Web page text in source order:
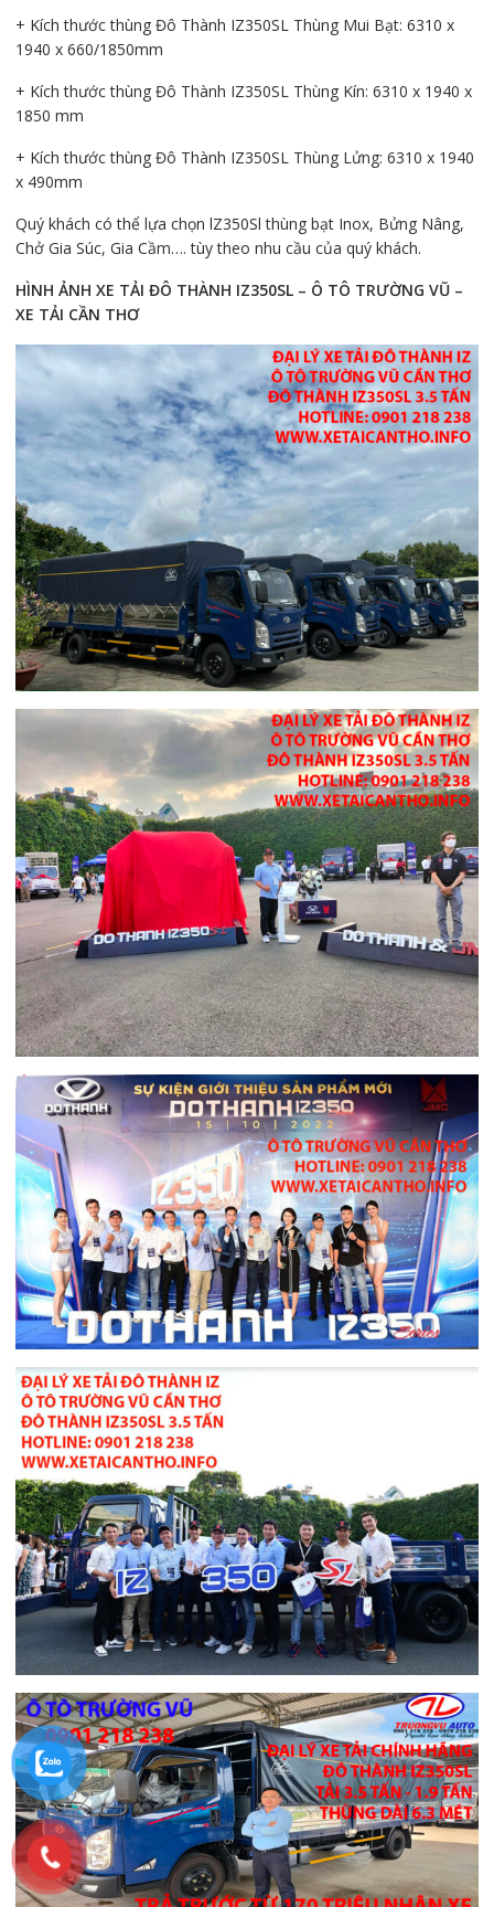
+ Kích thước thùng Đô Thành IZ350SL Thùng Mui Bạt: 6310 x
1940 x 660/1850mm
+ Kích thước thùng Đô Thành IZ350SL Thùng Kín: 6310 x 1940 x
1850 mm
+ Kích thước thùng Đô Thành IZ350SL Thùng Lửng: 6310 x 1940
x 490mm
Quý khách có thể lựa chọn lZ350Sl thùng bạt Inox, Bửng Nâng,
Chở Gia Súc, Gia Cầm…. tùy theo nhu cầu của quý khách.
HÌNH ẢNH XE TẢI ĐÔ THÀNH IZ350SL – Ô TÔ TRƯỜNG VŨ –
XE TẢI CẦN THƠ